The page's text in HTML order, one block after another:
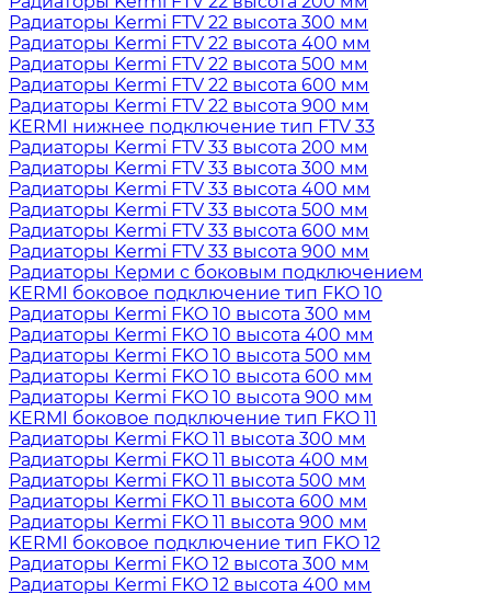
Радиаторы Kermi FTV 22 высота 300 мм
Радиаторы Kermi FTV 22 высота 400 мм
Радиаторы Kermi FTV 22 высота 500 мм
Радиаторы Kermi FTV 22 высота 600 мм
Радиаторы Kermi FTV 22 высота 900 мм
KERMI нижнее подключение тип FTV 33
Радиаторы Kermi FTV 33 высота 200 мм
Радиаторы Kermi FTV 33 высота 300 мм
Радиаторы Kermi FTV 33 высота 400 мм
Радиаторы Kermi FTV 33 высота 500 мм
Радиаторы Kermi FTV 33 высота 600 мм
Радиаторы Kermi FTV 33 высота 900 мм
Радиаторы Керми с боковым подключением
KERMI боковое подключение тип FKO 10
Радиаторы Kermi FKO 10 высота 300 мм
Радиаторы Kermi FKO 10 высота 400 мм
Радиаторы Kermi FKO 10 высота 500 мм
Радиаторы Kermi FKO 10 высота 600 мм
Радиаторы Kermi FKO 10 высота 900 мм
KERMI боковое подключение тип FKO 11
Радиаторы Kermi FKO 11 высота 300 мм
Радиаторы Kermi FKO 11 высота 400 мм
Радиаторы Kermi FKO 11 высота 500 мм
Радиаторы Kermi FKO 11 высота 600 мм
Радиаторы Kermi FKO 11 высота 900 мм
KERMI боковое подключение тип FKO 12
Радиаторы Kermi FKO 12 высота 300 мм
Радиаторы Kermi FKO 12 высота 400 мм